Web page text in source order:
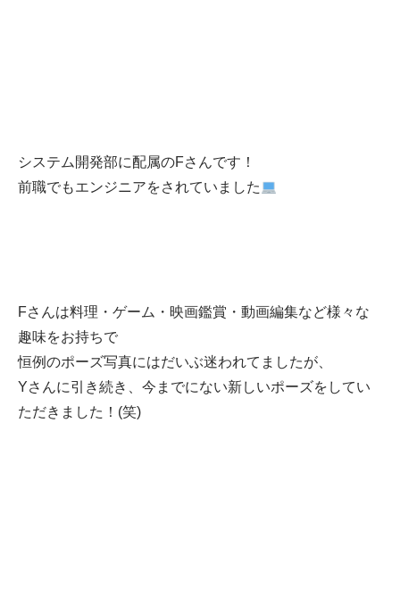
システム開
発
品質マネジ
ビジネスサ
ービス
延命保守
新卒採
用
中途採
用
システム開発部に配属のFさんです！
前職でもエンジニアをされていました
Fさんは料理・ゲーム・映画鑑賞・動画編集など様々な
趣味をお持ちで
恒例のポーズ写真にはだいぶ迷われてましたが、
Yさんに引き続き、今までにない新しいポーズをしてい
ただきました！(笑)